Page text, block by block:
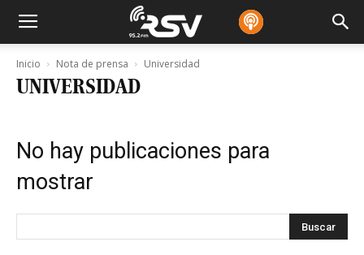
Inicio Nota de prensa Universidad
UNIVERSIDAD
No hay publicaciones para
mostrar